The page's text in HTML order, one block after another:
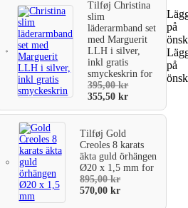
TilføjChristina
slim
läderarmband set
med Marguerit
LLH i silver,
inkl gratis
smyckeskrinfor
395,00kr
355,50kr
TilføjGold
Creoles 8 karats
äkta guld örhängen
Ø20 x 1,5 mmfor
895,00kr
570,00kr
på
på